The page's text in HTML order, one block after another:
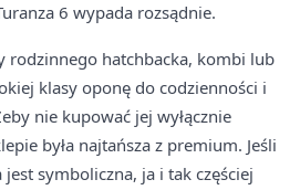
6 wypada rozsądnie.
rodzinnego hatchbacka, kombi lub
klasy oponę do codzienności i
nie kupować jej wyłącznie
była najtańsza z premium. Jeśli
symboliczna, ja i tak częściej